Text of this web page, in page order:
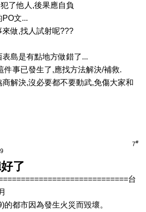
了他人,後果應自負
文...
做,找人試射呢???
表島是有點地方做錯了...
件事已發生了,應找方法解決/補救.
解決,沒必要都不要動武,免傷大家和
7#
了
台
都市因為發生火災而毀壞。